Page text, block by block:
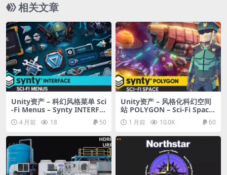
相关文章
Unity资产 – 科幻风格菜单 Sci
-Fi Menus – Synty INTERFA
CE – GUI
4 月前 18 50
Unity资产 – 风格化科幻空间
站 POLYGON – Sci-Fi Space
Pack1 月前 10.0K 60